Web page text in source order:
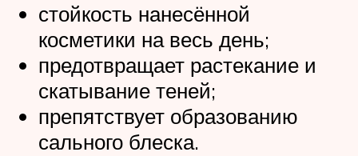
стойкость нанесённой
косметики на весь день;
предотвращает растекание и
скатывание теней;
препятствует образованию
сального блеска.